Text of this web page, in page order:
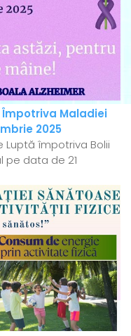
Maladiei
2025
Luptă împotriva Bolii
pe data de 21